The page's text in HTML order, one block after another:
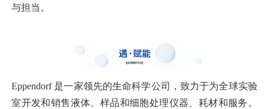
与担当。
Eppendorf 是一家领先的生命科学公司，致力于为全球实验
室开发和销售液体、样品和细胞处理仪器、耗材和服务。